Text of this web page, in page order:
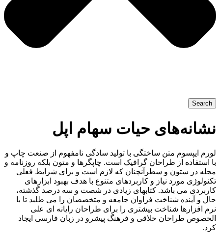
Search
نشانه‌های حیات سهام اپل
لورم ایپسوم متن ساختگی با تولید سادگی نامفهوم از صنعت چاپ و
با استفاده از طراحان گرافیک است. چاپگرها و متون بلکه روزنامه و
مجله در ستون و سطرآنچنان که لازم است و برای شرایط فعلی
تکنولوژی مورد نیاز و کاربردهای متنوع با هدف بهبود ابزارهای
کاربردی می باشد. کتابهای زیادی در شصت و سه درصد گذشته،
حال و آینده شناخت فراوان جامعه و متخصصان را می طلبد تا با
نرم افزارها شناخت بیشتری را برای طراحان رایانه ای علی
الخصوص طراحان خلاقی و فرهنگ پیشرو در زبان فارسی ایجاد
کرد.